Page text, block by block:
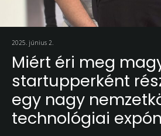
2025. június 2.
Miért éri meg
startupperként
egy nagy
technológiai